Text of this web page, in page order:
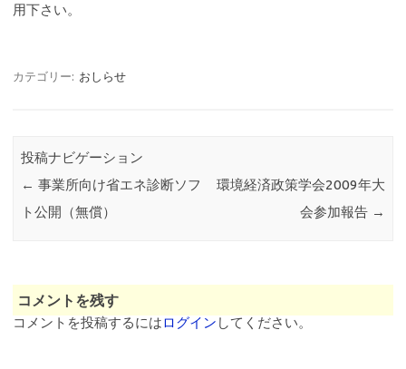
用下さい。
カテゴリー: おしらせ
投稿ナビゲーション
← 事業所向け省エネ診断ソフ
ト公開（無償）
環境経済政策学会2009年大
会参加報告 →
コメントを残す
コメントを投稿するにはログイン してください。